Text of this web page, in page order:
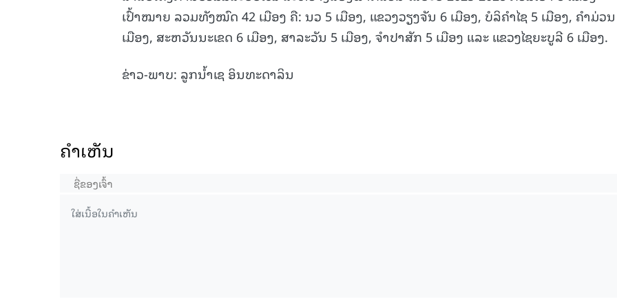
ເປົ້າໝາຍ ລວມທັງໝົດ 42 ເມືອງ ຄື: ນວ 5 ເມືອງ, ແຂວງວຽງຈັນ 6 ເມືອງ, ບໍລິຄຳໄຊ 5 ເມືອງ, ຄຳມ່ວ
ເມືອງ, ສະຫວັນນະເຂດ 6 ເມືອງ, ສາລະວັນ 5 ເມືອງ, ຈຳປາສັກ 5 ເມືອງ ແລະ ແຂວງໄຊຍະບູລີ 6 ເມືອງ.
ຂ່າວ-ພາບ: ລູກນ້ຳເຊ ອິນທະດາລິນ
ຄໍາເຫັນ